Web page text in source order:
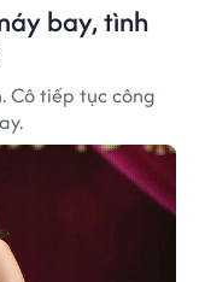
bay, tình
Cô tiếp tục công